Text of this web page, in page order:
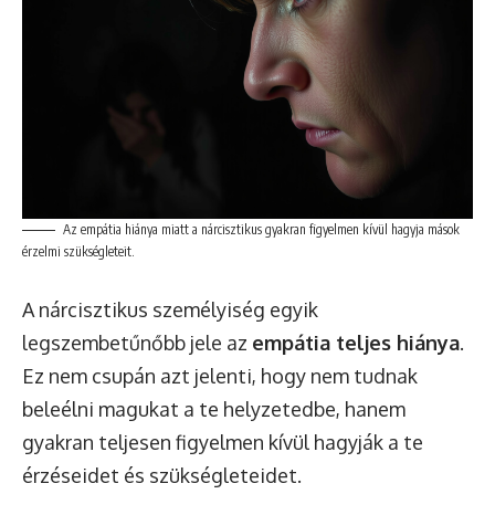
Az empátia hiánya miatt a nárcisztikus gyakran figyelmen kívül hagyja mások
érzelmi szükségleteit.
A nárcisztikus személyiség egyik
legszembetűnőbb jele az empátia teljes hiánya.
Ez nem csupán azt jelenti, hogy nem tudnak
beleélni magukat a te helyzetedbe, hanem
gyakran teljesen figyelmen kívül hagyják a te
érzéseidet és szükségleteidet.